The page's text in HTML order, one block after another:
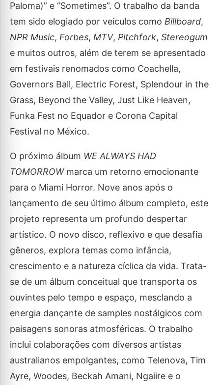
Paloma)” e “Sometimes”. O trabalho da banda
tem sido elogiado por veículos como Billboard,
NPR Music, Forbes, MTV, Pitchfork, Stereogum
e muitos outros, além de terem se apresentado
em festivais renomados como Coachella,
Governors Ball, Electric Forest, Splendour in the
Grass, Beyond the Valley, Just Like Heaven,
Funka Fest no Equador e Corona Capital
Festival no México.
O próximo álbum WE ALWAYS HAD
TOMORROWmarca um retorno emocionante
para o Miami Horror. Nove anos após o
lançamento de seu último álbum completo, este
projeto representa um profundo despertar
artístico. O novo disco, reflexivo e que desafia
gêneros, explora temas como infância,
crescimento e a natureza cíclica da vida. Trata-
se de um álbum conceitual que transporta os
ouvintes pelo tempo e espaço, mesclando a
energia dançante de samples nostálgicos com
paisagens sonoras atmosféricas. O trabalho
inclui colaborações com diversos artistas
australianos empolgantes, como Telenova, Tim
Ayre, Woodes, Beckah Amani, Ngaiire e o